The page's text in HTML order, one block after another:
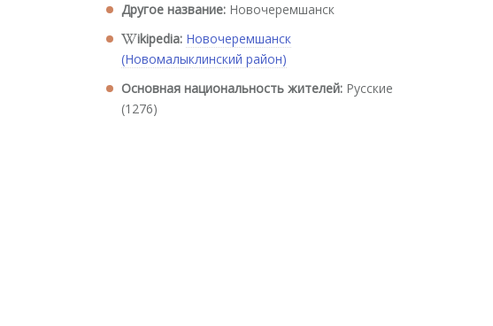
Другое название: Новочеремшанск
ikipedia: Новочеремшанск
(Новомалыклинский район)
Основная национальность жителей: Русские
(1276)